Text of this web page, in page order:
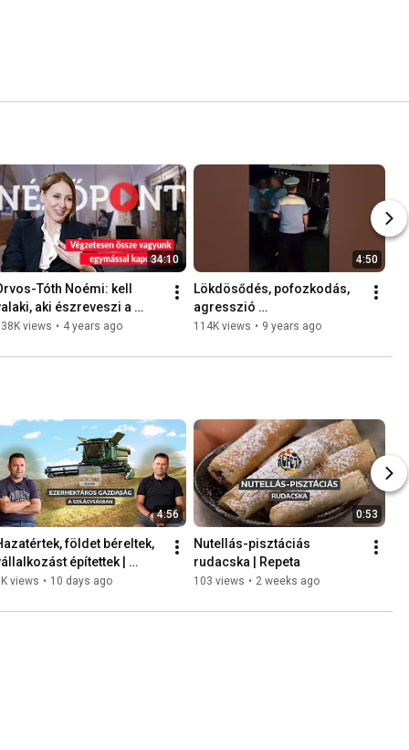
34:10
Tóth Noémi: kell
aki észreveszi a
views • 4 years ago
4:50
Lökdösődés, pofozkodás,
agresszió
Székelyudvarhelyen
114K views • 9 years ago
4:56
földet béreltek,
építettek |
views • 10 days ago
0:53
Nutellás-pisztáciás
rudacska | Repeta
103 views • 2 weeks ago